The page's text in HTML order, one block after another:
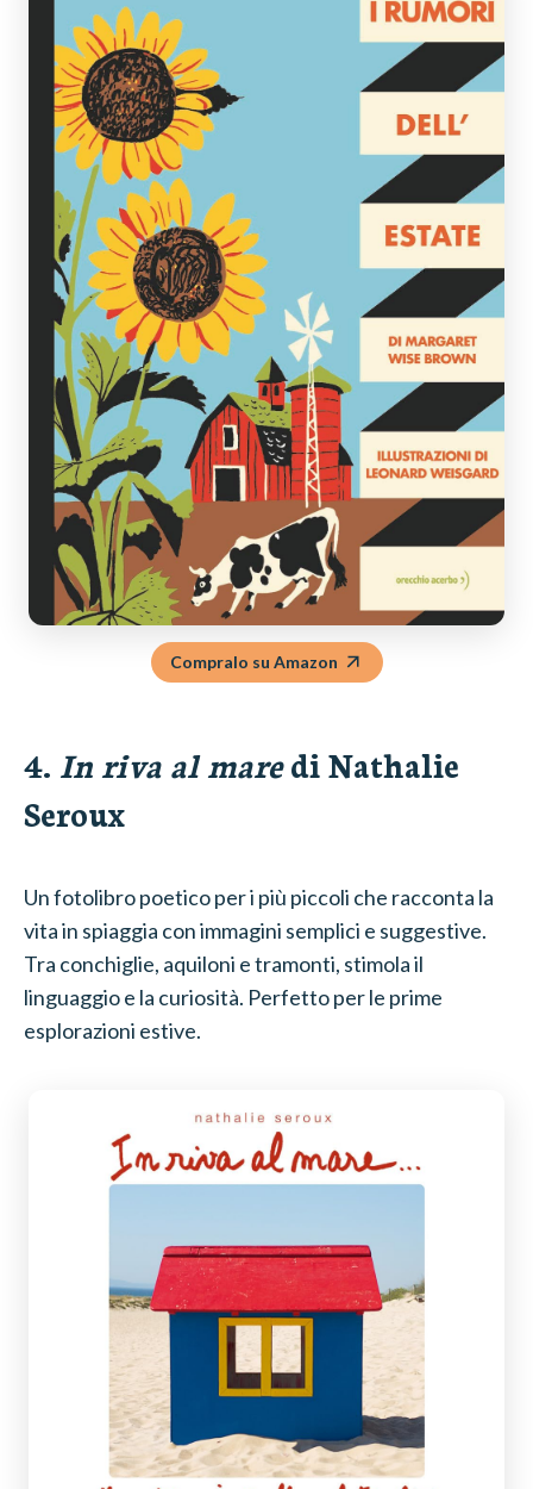
Compralo su Amazon
4. In riva al maredi Nathalie
Seroux
Un fotolibro poetico per i più piccoli che racconta la
vita in spiaggia con immagini semplici e suggestive.
Tra conchiglie, aquiloni e tramonti, stimola il
linguaggio e la curiosità. Perfetto per le prime
esplorazioni estive.